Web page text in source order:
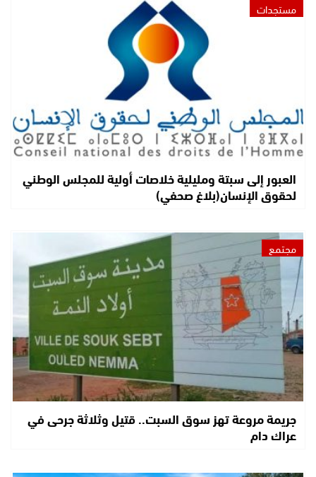
مستجدات
العبور إلى سبتة ومليلية خلاصات أولية للمجلس الوطني
لحقوق الإنسان(بلاغ صحفي)
مجتمع
جريمة مروعة تهز سوق السبت.. قتيل وثلاثة جرحى في
عراك دام